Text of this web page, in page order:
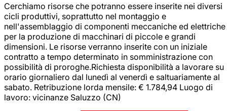
Cerchiamo risorse che potranno essere inserite nei diversi
cicli produttivi, soprattutto nel montaggio e
nell'assemblaggio di componenti meccaniche ed elettriche
per la produzione di macchinari di piccole e grandi
dimensioni. Le risorse verranno inserite con un iniziale
contratto a tempo determinato in somministrazione con
possibilità di proroghe.Richiesta disponibilità a lavorare su
orario giornaliero dal lunedì al venerdì e saltuariamente al
sabato. Retribuzione lorda mensile: € 1.784,94 Luogo di
lavoro: vicinanze Saluzzo (CN)